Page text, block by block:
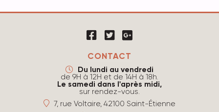
CONTACT
Du lundi au vendredi
de 9H à 12H et de 14H à 18h.
Le samedi dans l'après midi,
sur rendez-vous.
7, rue Voltaire, 42100 Saint-Étienne